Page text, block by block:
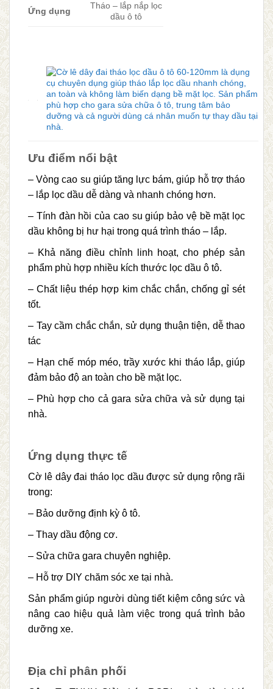
Ứng dụng
Tháo – lắp nắp lọc
dầu ô tô
Ưu điểm nổi bật
– Vòng cao su giúp tăng lực bám, giúp hỗ trợ tháo
– lắp lọc dầu dễ dàng và nhanh chóng hơn.
– Tính đàn hồi của cao su giúp bảo vệ bề mặt lọc
dầu không bị hư hại trong quá trình tháo – lắp.
– Khả năng điều chỉnh linh hoạt, cho phép sản
phẩm phù hợp nhiều kích thước lọc dầu ô tô.
– Chất liệu thép hợp kim chắc chắn, chống gỉ sét
tốt.
– Tay cầm chắc chắn, sử dụng thuận tiện, dễ thao
tác
– Hạn chế móp méo, trầy xước khi tháo lắp, giúp
đảm bảo độ an toàn cho bề mặt lọc.
– Phù hợp cho cả gara sửa chữa và sử dụng tại
nhà.
Ứng dụng thực tế
Cờ lê dây đai tháo lọc dầu được sử dụng rộng rãi
trong:
– Bảo dưỡng định kỳ ô tô.
– Thay dầu động cơ.
– Sửa chữa gara chuyên nghiệp.
– Hỗ trợ DIY chăm sóc xe tại nhà.
Sản phẩm giúp người dùng tiết kiệm công sức và
nâng cao hiệu quả làm việc trong quá trình bảo
dưỡng xe.
Địa chỉ phân phối